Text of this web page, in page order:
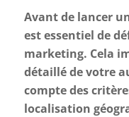
Avant de lancer
est essentiel de
marketing. Cela
détaillé de votre
compte des
localisation